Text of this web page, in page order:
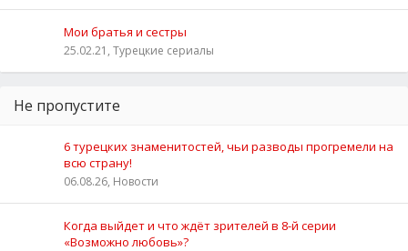
Мои братья и сестры
25.02.21, Турецкие сериалы
Не пропустите
6 турецких знаменитостей, чьи разводы прогремели на
всю страну!
06.08.26, Новости
Когда выйдет и что ждёт зрителей в 8-й серии
«Возможно любовь»?